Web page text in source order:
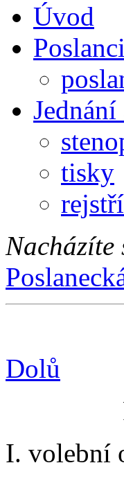
Úvod
tisky
Nacházíte
Dolů
I. volební